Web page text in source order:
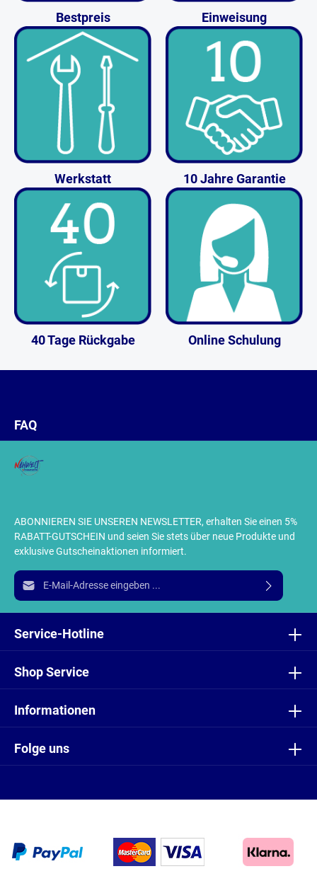
Bestpreis Einweisung
Werkstatt 10 Jahre Garantie
40 Tage Rückgabe Online Schulung
ABONNIEREN SIE UNSEREN NEWSLETTER, erhalten Sie einen 5%
RABATT-GUTSCHEIN und seien Sie stets über neue Produkte und
exklusive Gutscheinaktionen informiert.
E-Mail-Adresse*
Ich habe dieDatenschutzbestimmungenzur Kenntnis
einverstanden.
Folge uns
Service-Hotline
Shop Service
Informationen
FAQ